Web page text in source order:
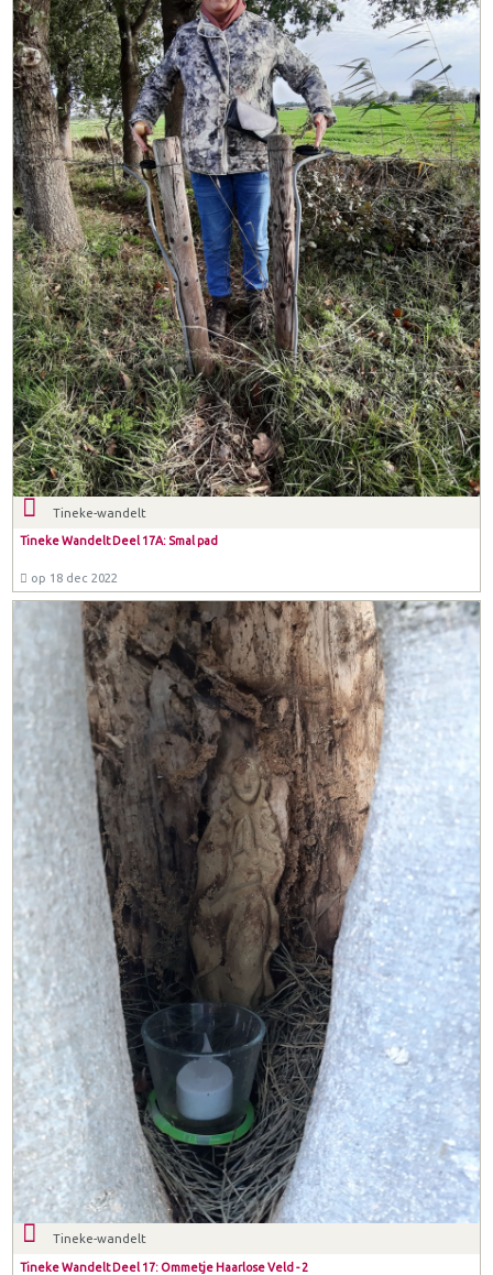
Tineke-wandelt
Tineke Wandelt Deel 17A: Smal pad
op 18 dec 2022
Tineke-wandelt
Tineke Wandelt Deel 17: Ommetje Haarlose Veld - 2